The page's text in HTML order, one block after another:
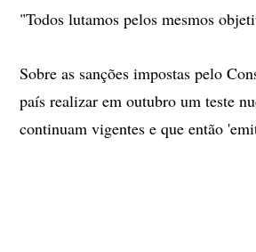
"Todos lutamos pelos mesmos
Sobre as sanções impostas pelo
país realizar em outubro um teste
continuam vigentes e que então